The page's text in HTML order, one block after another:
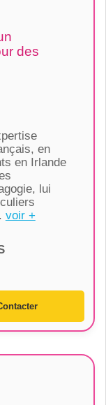
des
en
en Irlande
lui
voir +